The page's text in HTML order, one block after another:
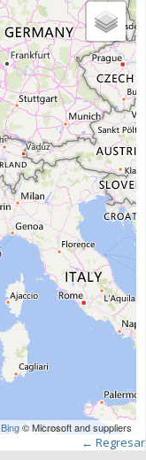
Bing© Microsoft and suppliers
← Regresar